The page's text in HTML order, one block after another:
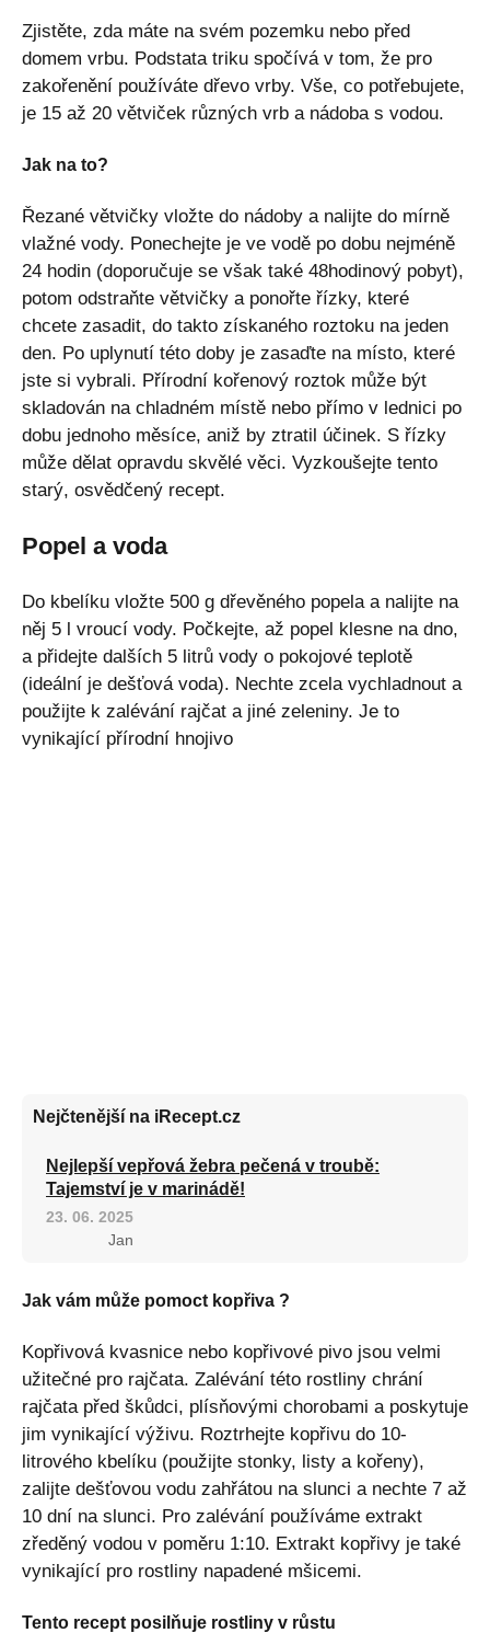
Zjistěte, zda máte na svém pozemku nebo před
domem vrbu. Podstata triku spočívá v tom, že pro
zakořenění používáte dřevo vrby. Vše, co potřebujete,
je 15 až 20 větviček různých vrb a nádoba s vodou.
Jak na to?
Řezané větvičky vložte do nádoby a nalijte do mírně
vlažné vody. Ponechejte je ve vodě po dobu nejméně
24 hodin (doporučuje se však také 48hodinový pobyt),
potom odstraňte větvičky a ponořte řízky, které
chcete zasadit, do takto získaného roztoku na jeden
den. Po uplynutí této doby je zasaďte na místo, které
jste si vybrali. Přírodní kořenový roztok může být
skladován na chladném místě nebo přímo v lednici po
dobu jednoho měsíce, aniž by ztratil účinek. S řízky
může dělat opravdu skvělé věci. Vyzkoušejte tento
starý, osvědčený recept.
Popel a voda
Do kbelíku vložte 500 g dřevěného popela a nalijte na
něj 5 l vroucí vody. Počkejte, až popel klesne na dno,
a přidejte dalších 5 litrů vody o pokojové teplotě
(ideální je dešťová voda). Nechte zcela vychladnout a
použijte k zalévání rajčat a jiné zeleniny. Je to
vynikající přírodní hnojivo
Nejčtenější na iRecept.cz
Nejlepší vepřová žebra pečená v troubě:
Tajemství je v marinádě!
23. 06. 2025
Jan
Jak vám může pomoct kopřiva ?
Kopřivová kvasnice nebo kopřivové pivo jsou velmi
užitečné pro rajčata. Zalévání této rostliny chrání
rajčata před škůdci, plísňovými chorobami a poskytuje
jim vynikající výživu. Roztrhejte kopřivu do 10-
litrového kbelíku (použijte stonky, listy a kořeny),
zalijte dešťovou vodu zahřátou na slunci a nechte 7 až
10 dní na slunci. Pro zalévání používáme extrakt
zředěný vodou v poměru 1:10. Extrakt kopřivy je také
vynikající pro rostliny napadené mšicemi.
Tento recept posilňuje rostliny v růstu